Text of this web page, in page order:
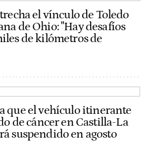
el vínculo de Toledo
de Ohio: "Hay desafíos
de kilómetros de
que el vehículo itinerante
de cáncer en Castilla-La
suspendido en agosto